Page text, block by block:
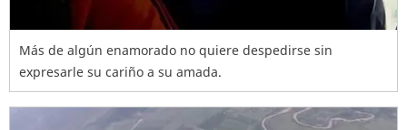
Más de algún enamorado no quiere despedirse sin
expresarle su cariño a su amada.